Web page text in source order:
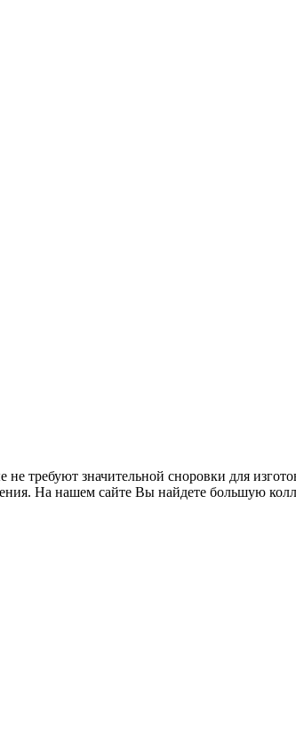
требуют значительной сноровки для
На нашем сайте Вы найдете большую